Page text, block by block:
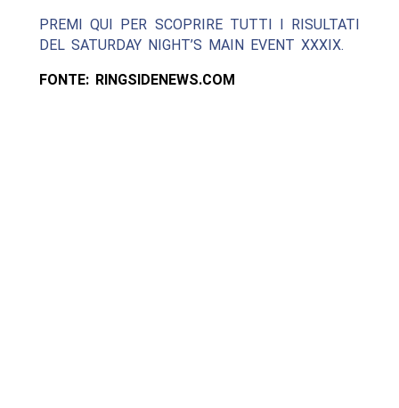
PREMI QUI PER SCOPRIRE TUTTI I RISULTATI
DEL SATURDAY NIGHT’S MAIN EVENT XXXIX.
FONTE: RINGSIDENEWS.COM